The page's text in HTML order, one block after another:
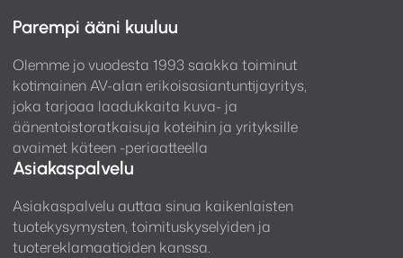
Parempi ääni kuuluu
Olemme jo vuodesta 1993 saakka toiminut
kotimainen AV-alan erikoisasiantuntijayritys,
joka tarjoaa laadukkaita kuva- ja
äänentoistoratkaisuja koteihin ja yrityksille
avaimet käteen -periaatteella
Asiakaspalvelu
Asiakaspalvelu auttaa sinua kaikenlaisten
tuotekysymysten, toimituskyselyiden ja
tuotereklamaatioiden kanssa.